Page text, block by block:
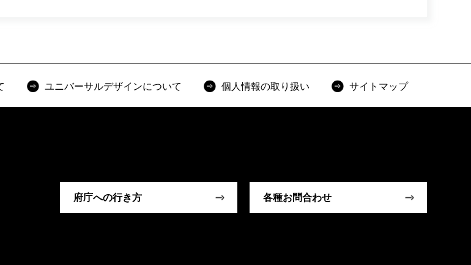
ユニバーサルデザインについて 個人情報の取り扱い サイトマップ
府庁への行き方 各種お問合わせ